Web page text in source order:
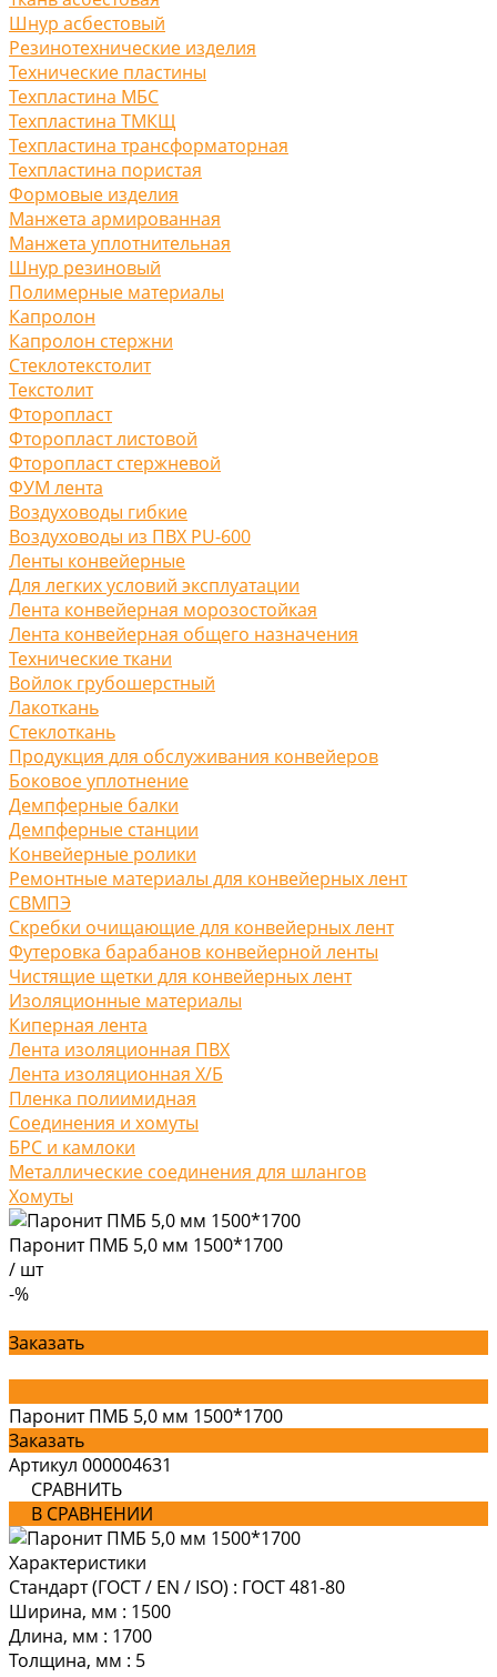
Шнур асбестовый
Резинотехнические изделия
Технические пластины
Техпластина МБС
Техпластина ТМКЩ
Техпластина трансформаторная
Техпластина пористая
Формовые изделия
Манжета армированная
Манжета уплотнительная
Шнур резиновый
Полимерные материалы
Капролон
Капролон стержни
Стеклотекстолит
Текстолит
Фторопласт
Фторопласт листовой
Фторопласт стержневой
ФУМ лента
Воздуховоды гибкие
Воздуховоды из ПВХ PU-600
Ленты конвейерные
Для легких условий эксплуатации
Лента конвейерная морозостойкая
Лента конвейерная общего назначения
Технические ткани
Войлок грубошерстный
Лакоткань
Стеклоткань
Продукция для обслуживания конвейеров
Боковое уплотнение
Демпферные балки
Демпферные станции
Конвейерные ролики
Ремонтные материалы для конвейерных лент
СВМПЭ
Скребки очищающие для конвейерных лент
Футеровка барабанов конвейерной ленты
Чистящие щетки для конвейерных лент
Изоляционные материалы
Киперная лента
Лента изоляционная ПВХ
Лента изоляционная Х/Б
Пленка полиимидная
Соединения и хомуты
БРС и камлоки
Металлические соединения для шлангов
Хомуты
Паронит ПМБ 5,0 мм 1500*1700
/ шт
-%
Заказать
Паронит ПМБ 5,0 мм 1500*1700
Заказать
Артикул 000004631
СРАВНИТЬ
В СРАВНЕНИИ
Характеристики
Стандарт (ГОСТ / EN / ISO) : ГОСТ 481-80
Ширина, мм : 1500
Длина, мм : 1700
Толщина, мм : 5